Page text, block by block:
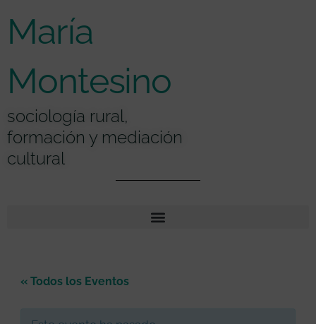
María
Montesino
sociología rural,
formación y mediación
cultural
« Todos los Eventos